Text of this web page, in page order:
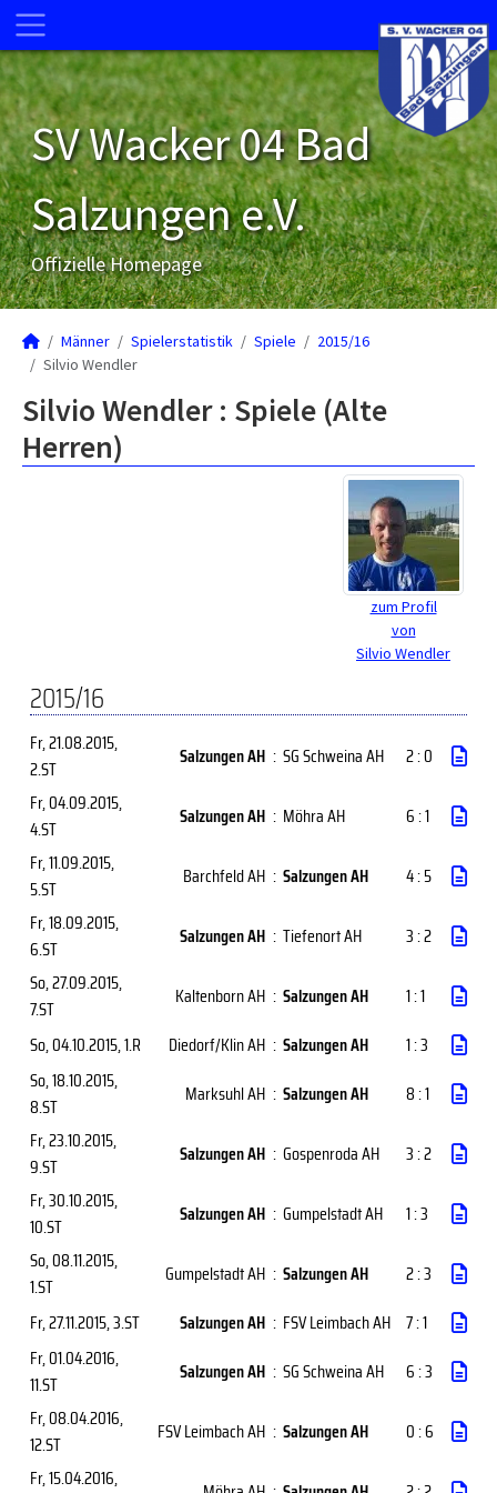
SV Wacker 04 Bad
Salzungen e.V.
Offizielle Homepage
Männer Spielerstatistik Spiele
2015/16
Silvio Wendler
Silvio Wendler : Spiele (Alte
Herren)
zum Profil
von
Silvio Wendler
2015/16
Fr, 21.08.2015,
2.ST
Salzungen AH : SG Schweina AH
2 : 0
Fr, 04.09.2015,
4.ST
Salzungen AH : Möhra AH
6 : 1
Fr, 11.09.2015,
5.ST
Barchfeld AH : Salzungen AH
4 : 5
Fr, 18.09.2015,
6.ST
Salzungen AH : Tiefenort AH
3 : 2
So, 27.09.2015,
7.ST
Kaltenborn AH : Salzungen AH
1 : 1
So, 04.10.2015, 1.R Diedorf/Klin AH : Salzungen AH
1 : 3
So, 18.10.2015,
8.ST
Marksuhl AH : Salzungen AH
8 : 1
Fr, 23.10.2015,
9.ST
Salzungen AH : Gospenroda AH
3 : 2
Fr, 30.10.2015,
10.ST
Salzungen AH : Gumpelstadt AH
1 : 3
So, 08.11.2015,
1.ST
Gumpelstadt AH : Salzungen AH
2 : 3
Fr, 27.11.2015, 3.ST Salzungen AH : FSV Leimbach AH 7 : 1
Fr, 01.04.2016,
11.ST
Salzungen AH : SG Schweina AH
6 : 3
Fr, 08.04.2016,
12.ST
FSV Leimbach AH : Salzungen AH
0 : 6
Fr, 15.04.2016,